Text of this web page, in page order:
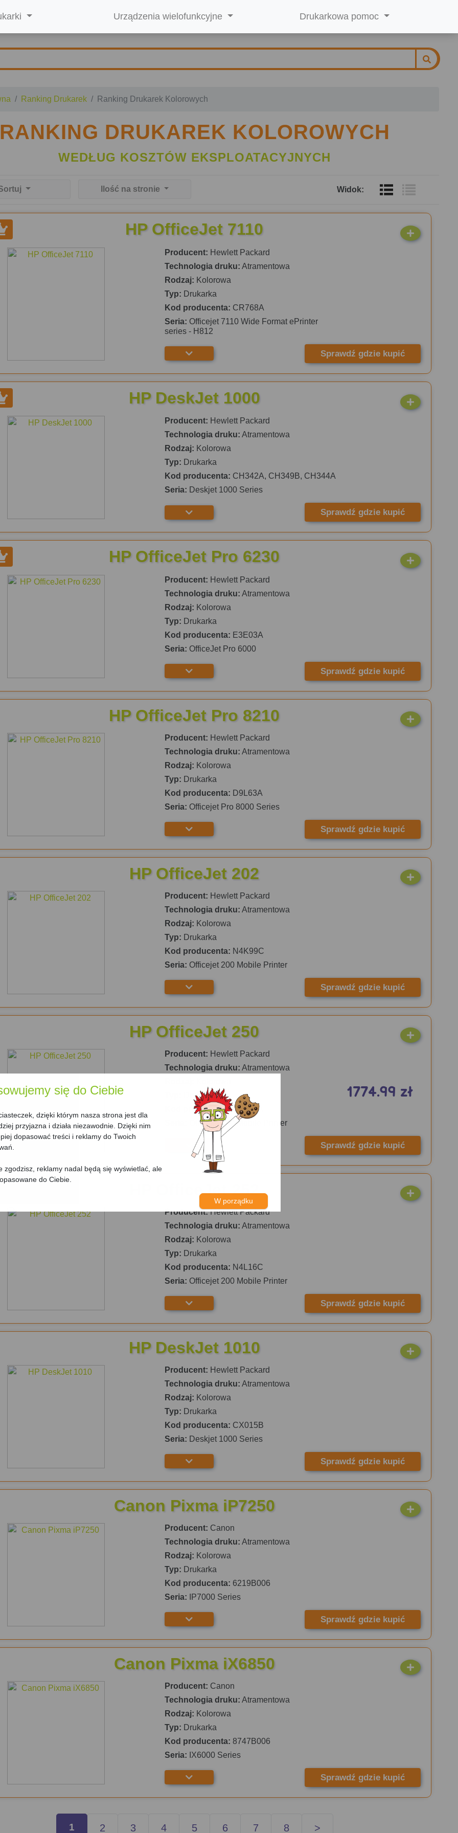
się do Ciebie
dzięki którym nasza strona jest dla
przyjazna i działa niezawodnie. Dzięki nim
dopasować treści i reklamy do Twoich
zgodzisz, reklamy nadal będą się wyświetlać, ale
do Ciebie.
W porządku
Urządzenia wielofunkcyjne Drukarkowa pomoc
Ranking Drukarek Ranking Drukarek Kolorowych
DRUKAREK KOLOROWYCH
WEDŁUG KOSZTÓW EKSPLOATACYJNYCH
Ilość na stronie Widok:
HP OfficeJet 7110
Producent: Hewlett Packard
Technologia druku: Atramentowa
Rodzaj: Kolorowa
Typ: Drukarka
Kod producenta: CR768A
Seria: Officejet 7110 Wide Format ePrinter
series - H812
Sprawdź gdzie kupić
HP DeskJet 1000
Producent: Hewlett Packard
Technologia druku: Atramentowa
Rodzaj: Kolorowa
Typ: Drukarka
Kod producenta: CH342A, CH349B, CH344A
Seria: Deskjet 1000 Series
Sprawdź gdzie kupić
HP OfficeJet Pro 6230
Producent: Hewlett Packard
Technologia druku: Atramentowa
Rodzaj: Kolorowa
Typ: Drukarka
Kod producenta: E3E03A
Seria: OfficeJet Pro 6000
Sprawdź gdzie kupić
HP OfficeJet Pro 8210
Producent: Hewlett Packard
Technologia druku: Atramentowa
Rodzaj: Kolorowa
Typ: Drukarka
Kod producenta: D9L63A
Seria: Officejet Pro 8000 Series
Sprawdź gdzie kupić
HP OfficeJet 202
Producent: Hewlett Packard
Technologia druku: Atramentowa
Rodzaj: Kolorowa
Typ: Drukarka
Kod producenta: N4K99C
Seria: Officejet 200 Mobile Printer
Sprawdź gdzie kupić
HP OfficeJet 250
Producent: Hewlett Packard
Technologia druku: Atramentowa
Drukarka
Kod producenta:CZ992A
Officejet 200 Mobile Printer
1774.99 zł
Sprawdź gdzie kupić
HP OfficeJet 252
Producent:Hewlett Packard
Technologia druku: Atramentowa
Rodzaj: Kolorowa
Typ: Drukarka
Kod producenta: N4L16C
Seria: Officejet 200 Mobile Printer
Sprawdź gdzie kupić
HP DeskJet 1010
Producent: Hewlett Packard
Technologia druku: Atramentowa
Rodzaj: Kolorowa
Typ: Drukarka
Kod producenta: CX015B
Seria: Deskjet 1000 Series
Sprawdź gdzie kupić
Canon Pixma iP7250
Producent: Canon
Technologia druku: Atramentowa
Rodzaj: Kolorowa
Typ: Drukarka
Kod producenta: 6219B006
Seria: IP7000 Series
Sprawdź gdzie kupić
Canon Pixma iX6850
Producent: Canon
Technologia druku: Atramentowa
Rodzaj: Kolorowa
Typ: Drukarka
Kod producenta: 8747B006
Seria: IX6000 Series
Sprawdź gdzie kupić
1 2 3 4 5 6 7 8 >